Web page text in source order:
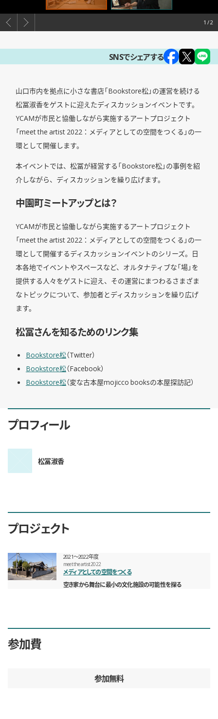
1
SNSでシェアする
山口市内を拠点に小さな書店「Bookstore松」の運営を続ける
松冨淑香をゲストに迎えたディスカッションイベントです。
YCAMが市民と協働しながら実施するアートプロジェクト
「meet the artist 2022：メディアとしての空間をつくる」の一
環として開催します。
本イベントでは、松冨が経営する「Bookstore松」の事例を紹
介しながら、ディスカッションを繰り広げます。
中園町ミートアップとは？
YCAMが市民と協働しながら実施するアートプロジェクト
「meet the artist 2022：メディアとしての空間をつくる」の一
環として開催するディスカッションイベントのシリーズ。日
本各地でイベントやスペースなど、オルタナティブな「場」を
提供する人々をゲストに迎え、その運営にまつわるさまざま
なトピックについて、参加者とディスカッションを繰り広げ
ます。
松冨さんを知るためのリンク集
Bookstore松（Twitter）
Bookstore松（Facebook）
Bookstore松（変な古本屋mojicco booksの本屋探訪記）
プロフィール
松冨淑香
プロジェクト
2021〜2022年度
meet the artist 2022
メディアとしての空間をつくる
空き家から舞台に最小の文化施設の可能性を探る
参加費
参加無料